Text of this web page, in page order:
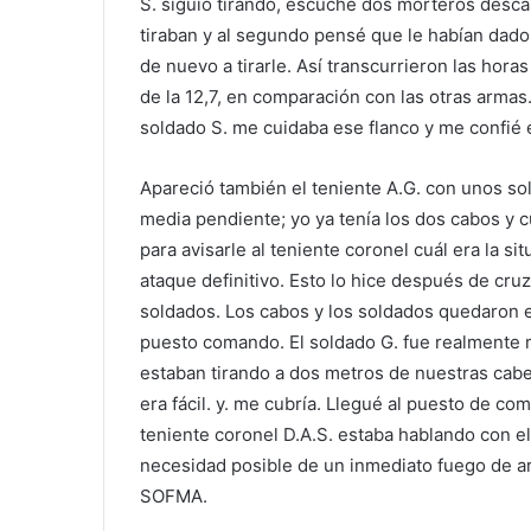
tiraban y al segundo pensé que le habían
de nuevo a tirarle. Así transcurrieron las
de la 12,7, en comparación con las otras
soldado S. me cuidaba ese flanco y me confié
Apareció también el teniente A.G. con unos
media pendiente; yo ya tenía los dos cabos y
para avisarle al teniente coronel cuál era la
ataque definitivo. Esto lo hice después de
soldados. Los cabos y los soldados
puesto comando. El soldado G. fue
estaban tirando a dos metros de nuestras
era fácil. y. me cubría. Llegué al puesto de
teniente coronel D.A.S. estaba hablando con
necesidad posible de un inmediato fuego de
SOFMA.